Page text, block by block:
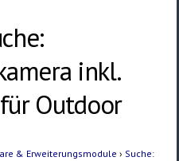
inkl.
Outdoor
& Erweiterungsmodule › Suche: